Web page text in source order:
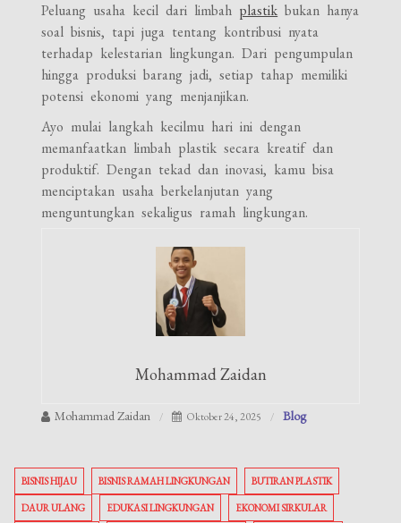
Peluang usaha kecil dari limbah plastik bukan hanya
soal bisnis, tapi juga tentang kontribusi nyata
terhadap kelestarian lingkungan. Dari pengumpulan
hingga produksi barang jadi, setiap tahap memiliki
potensi ekonomi yang menjanjikan.
Ayo mulai langkah kecilmu hari ini dengan
memanfaatkan limbah plastik secara kreatif dan
produktif. Dengan tekad dan inovasi, kamu bisa
menciptakan usaha berkelanjutan yang
menguntungkan sekaligus ramah lingkungan.
Mohammad Zaidan
Mohammad Zaidan Oktober 24, 2025 Blog
BISNIS HIJAU BISNIS RAMAH LINGKUNGAN BUTIRAN PLASTIK
DAUR ULANG EDUKASI LINGKUNGAN EKONOMI SIRKULAR